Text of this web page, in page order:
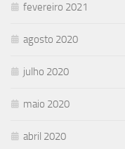
fevereiro 2021
agosto 2020
julho 2020
maio 2020
abril 2020